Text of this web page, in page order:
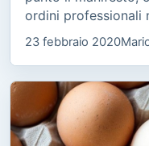
ordini professionali
23 febbraio 2020